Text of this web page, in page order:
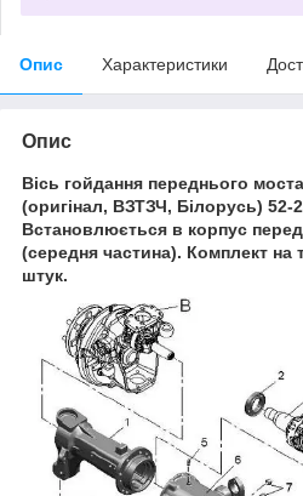
Опис Характеристики
Опис
Вісь гойдання переднього
(оригінал, ВЗТЗЧ, Білорусь) 52-
Встановлюється в корпус
(середня частина). Комплект на
штук.